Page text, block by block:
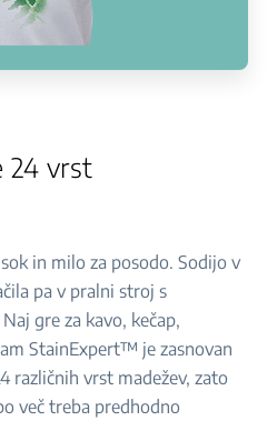
24 vrst
in milo za posodo. Sodijo v
pa v pralni stroj s
gre za kavo, kečap,
StainExpert™ je zasnovan
različnih vrst madežev, zato
več treba predhodno